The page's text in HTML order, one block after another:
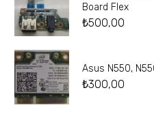
Board Flex
₺500,00
Asus N550,
₺300,00